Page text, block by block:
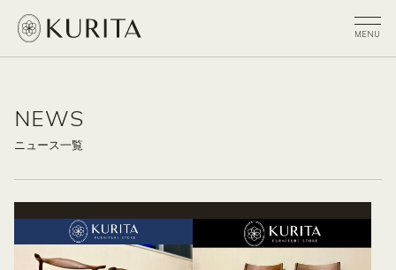
NEWS
ニュース一覧